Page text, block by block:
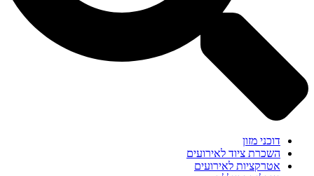
דוכני מזון
השכרת ציוד לאירועים
אטרקציות לאירועים